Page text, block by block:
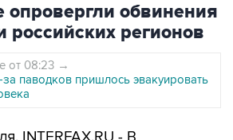
опровергли обвинения
российских регионов
от 08:23 →
за паводков пришлось эвакуировать